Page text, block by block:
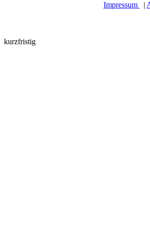
Impressum |
kurzfristig